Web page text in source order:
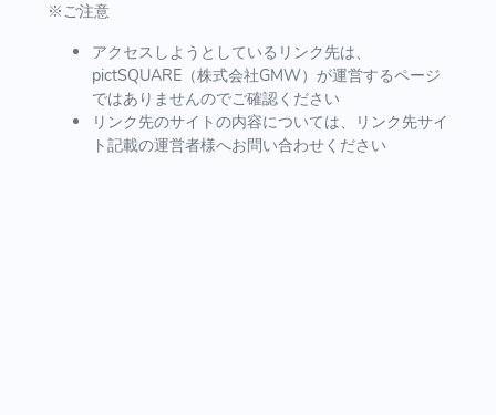
※ご注意
アクセスしようとしているリンク先は、
pictSQUARE（株式会社GMW）が運営するページ
ではありませんのでご確認ください
リンク先のサイトの内容については、リンク先サイ
ト記載の運営者様へお問い合わせください